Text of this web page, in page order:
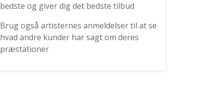
bedste og giver dig det bedste tilbud
Brug også artisternes anmeldelser til at se
hvad andre kunder har sagt om deres
præstationer